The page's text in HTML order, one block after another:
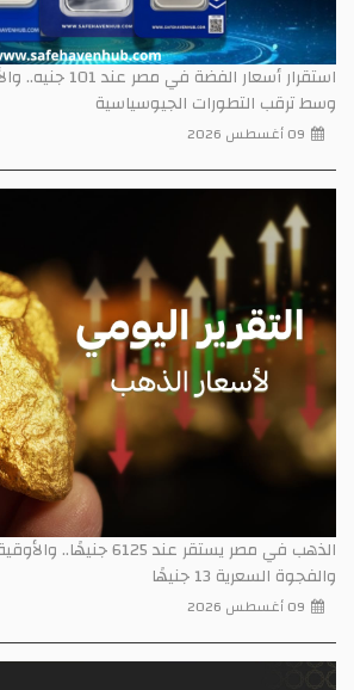
ترقب التطورات الجيوسياسية
09 أغسطس 2026
السعرية 13 جنيهًا
09 أغسطس 2026